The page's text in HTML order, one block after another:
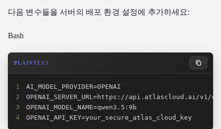
다음 변수들을 서버의 배포 환경 설정에 추가하세요:
Bash
PLAINTEXT
1
2
3
4
OPENAI_API_KEY=your_secure_atlas_cloud_key